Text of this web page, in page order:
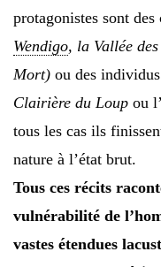
protagonistes sont
Wendigo, la Vallée
Mort) ou des
Clairière du Loup ou
tous les cas ils
nature à l’état brut.
Tous ces récits
vulnérabilité de
vastes étendues